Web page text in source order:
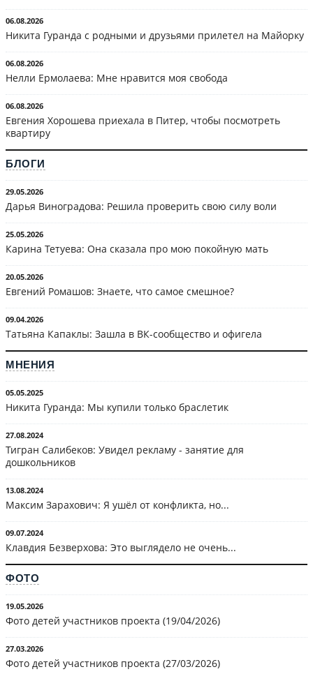
06.08.2026
Никита Гуранда с родными и друзьями прилетел на Майорку
06.08.2026
Нелли Ермолаева: Мне нравится моя свобода
06.08.2026
Евгения Хорошева приехала в Питер, чтобы посмотреть
квартиру
БЛОГИ
29.05.2026
Дарья Виноградова: Решила проверить свою силу воли
25.05.2026
Карина Тетуева: Она сказала про мою покойную мать
20.05.2026
Евгений Ромашов: Знаете, что самое смешное?
09.04.2026
Татьяна Капаклы: Зашла в ВК-сообщество и офигела
МНЕНИЯ
05.05.2025
Никита Гуранда: Мы купили только браслетик
27.08.2024
Тигран Салибеков: Увидел рекламу - занятие для
дошкольников
13.08.2024
Максим Зарахович: Я ушёл от конфликта, но...
09.07.2024
Клавдия Безверхова: Это выглядело не очень...
ФОТО
19.05.2026
Фото детей участников проекта (19/04/2026)
27.03.2026
Фото детей участников проекта (27/03/2026)